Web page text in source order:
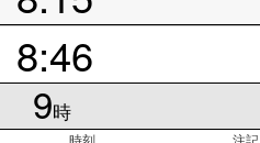
8:46
9時
時刻 注記